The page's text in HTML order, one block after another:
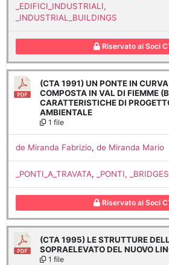
_EDIFICI_INDUSTRIALI,
_INDUSTRIAL_BUILDINGS
Riservato ai Soci
(CTA 1991) UN PONTE IN
COMPOSTA IN VAL DI FIEMME
CARATTERISTICHE DI
AMBIENTALE
1 file
de Miranda Fabrizio, de Miranda Mario
_PONTI_A_TRAVATA, _PONTI, _BRIDGES
Riservato ai Soci
(CTA 1995) LE STRUTTURE
SOPRAELEVATO DEL NUOVO
1 file